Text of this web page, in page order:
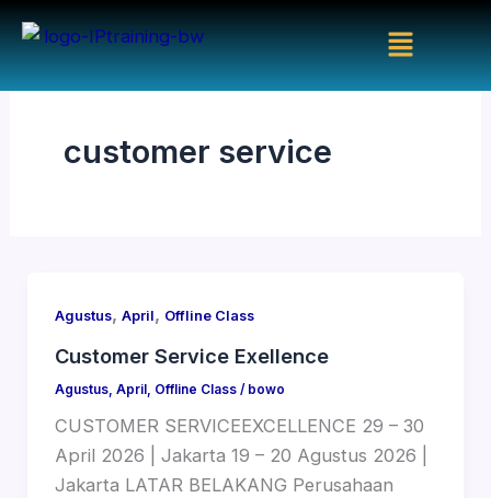
Skip
to
content
Menu
customer service
Agustus, April, Offline Class
Customer Service Exellence
Agustus, April, Offline Class/ bowo
CUSTOMER SERVICEEXCELLENCE 29 – 30
April 2026 | Jakarta 19 – 20 Agustus 2026 |
Jakarta LATAR BELAKANG Perusahaan